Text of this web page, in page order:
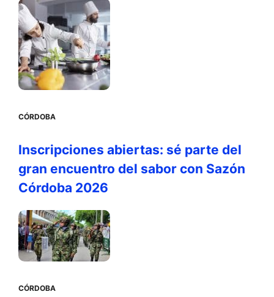
CÓRDOBA
Inscripciones abiertas: sé parte del
gran encuentro del sabor con Sazón
Córdoba 2026
CÓRDOBA